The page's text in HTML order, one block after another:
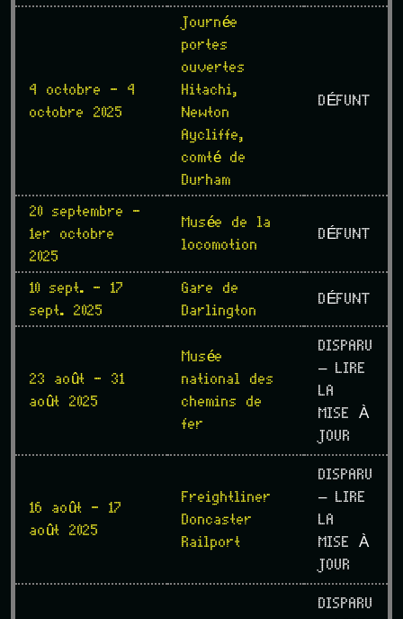
4 octobre - 4
octobre 2025
Journée
portes
ouvertes
Hitachi,
Newton
Aycliffe,
comté de
Durham
DÉFUNT
20 septembre -
1er octobre
2025
Musée de la
locomotion
DÉFUNT
10 sept. - 17
sept. 2025
Gare de
Darlington
DÉFUNT
23 août - 31
août 2025
Musée
national des
chemins de
fer
DISPARU
– LIRE
LA
MISE À
JOUR
16 août - 17
août 2025
Freightliner
Doncaster
Railport
DISPARU
– LIRE
LA
MISE À
JOUR
DISPARU